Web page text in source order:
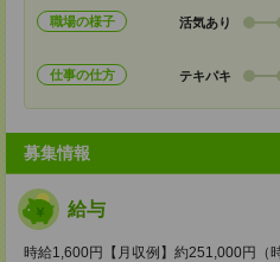
職場の様子 活気あり
仕事の仕方 テキパキ
募集情報
給与
時給1,600円【月収例】約251,000円（